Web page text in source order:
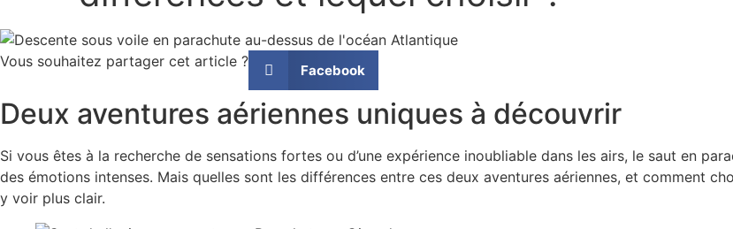
Vous souhaitez partager cet article ? Facebook
Deux aventures aériennes uniques à découvrir
Si vous êtes à la recherche de sensations fortes ou d’une expérience inoubliable dans les airs, le saut en
des émotions intenses. Mais quelles sont les différences entre ces deux aventures aériennes, et comment
y voir plus clair.